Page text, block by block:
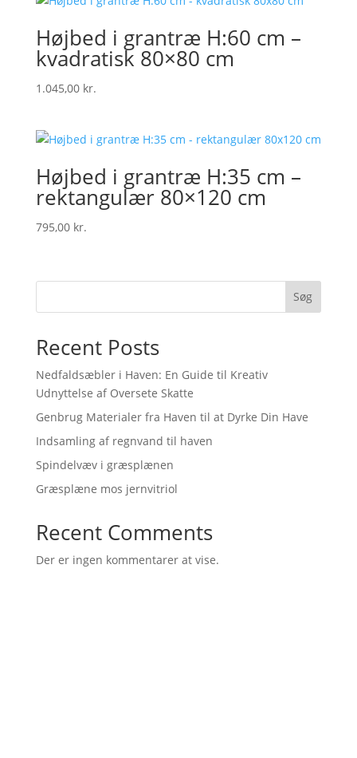
Højbed i grantræ H:60 cm –
kvadratisk 80×80 cm
1.045,00 kr.
Højbed i grantræ H:35 cm –
rektangulær 80×120 cm
795,00 kr.
Søg
Recent Posts
Nedfaldsæbler i Haven: En Guide til Kreativ
Udnyttelse af Oversete Skatte
Genbrug Materialer fra Haven til at Dyrke Din Have
Indsamling af regnvand til haven
Spindelvæv i græsplænen
Græsplæne mos jernvitriol
Recent Comments
Der er ingen kommentarer at vise.